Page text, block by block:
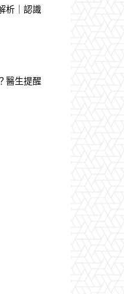
析｜認識
醫生提醒